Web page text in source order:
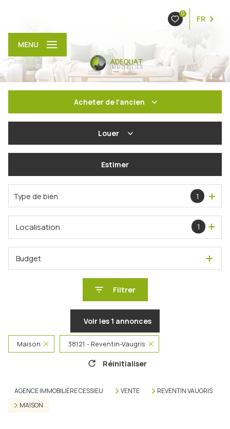
0
FR
MENU
Acheter de l'ancien
De l'immo pro
Louer
En saisonnier
Estimer
Type de bien 1
1
Localisation
Budget
Filtrer
Voir les 1 annonces
Maison 38121 - Reventin-Vaugris
Réinitialiser
AGENCE IMMOBILIÈRE CESSIEU VENTE
REVENTIN VAUGRIS
MAISON